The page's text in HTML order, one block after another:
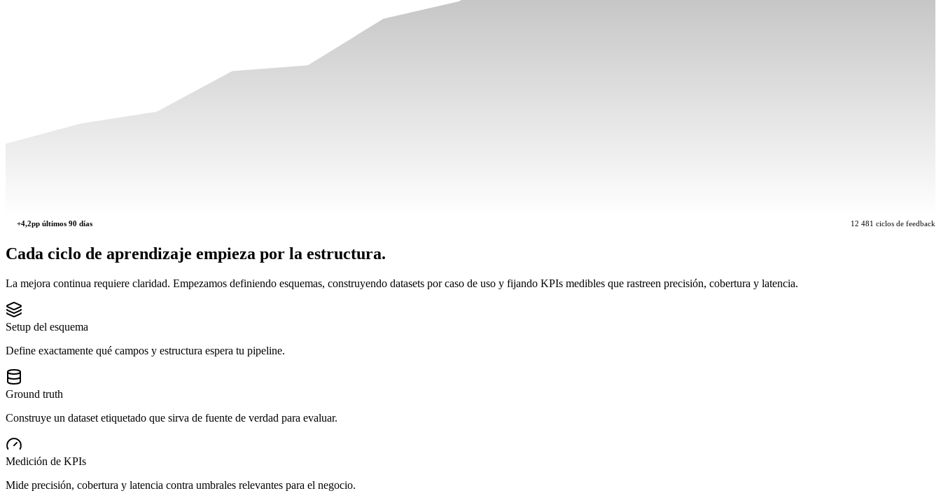
+4,2pp últimos 90 días 12 481 ciclos de feedback
Cada ciclo de aprendizaje empieza por la estructura.
La mejora continua requiere claridad. Empezamos definiendo esquemas, construyendo datasets por caso de uso y fijando KPIs medibles que rastreen precisión, cobertura y latencia.
Setup del esquema
Define exactamente qué campos y estructura espera tu pipeline.
Ground truth
Construye un dataset etiquetado que sirva de fuente de verdad para evaluar.
Medición de KPIs
Mide precisión, cobertura y latencia contra umbrales relevantes para el negocio.